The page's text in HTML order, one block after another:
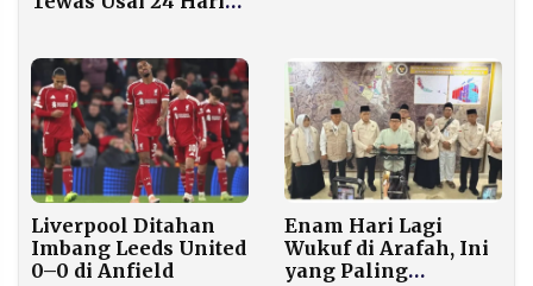
Liverpool Ditahan
Imbang Leeds United
0–0 di Anfield
Enam Hari Lagi
Wukuf di Arafah, Ini
yang Paling